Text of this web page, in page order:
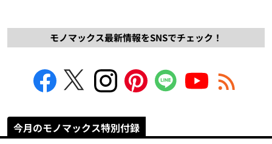
モノマックス最新情報をSNSでチェック！
今月のモノマックス特別付録